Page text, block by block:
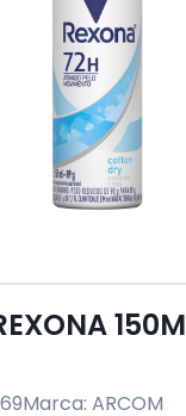
150M
Marca: ARCOM